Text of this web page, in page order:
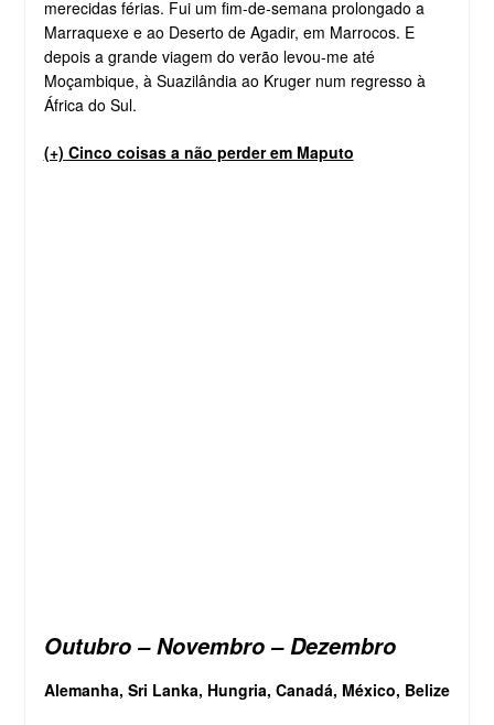
merecidas férias. Fui um fim-de-semana prolongado a
Marraquexe e ao Deserto de Agadir, em Marrocos. E
depois a grande viagem do verão levou-me até
Moçambique, à Suazilândia ao Kruger num regresso à
África do Sul.
(+) Cinco coisas a não perder em Maputo
Outubro – Novembro – Dezembro
Alemanha, Sri Lanka, Hungria, Canadá, México, Belize